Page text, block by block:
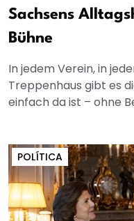
Sachsens
Bühne
In jedem Verein, in
Treppenhaus gibt es
einfach da ist – ohne
POLÍTICA